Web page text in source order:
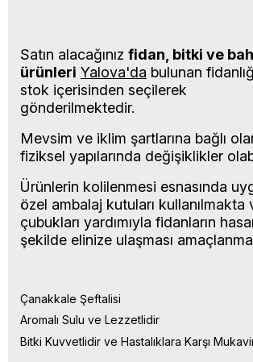
Satın alacağınız fidan, bitki ve
ürünleri Yalova'da bulunan
stok içerisinden seçilerek
Mevsim ve iklim şartlarına bağlı
fiziksel yapılarında değişiklikler
Ürünlerin kolilenmesi esnasında
özel ambalaj kutuları kullanılmakta
çubukları yardımıyla fidanların
şekilde elinize ulaşması
Çanakkale Şeftalisi
Aromalı Sulu ve Lezzetlidir
Bitki Kuvvetlidir ve Hastalıklara Karşı